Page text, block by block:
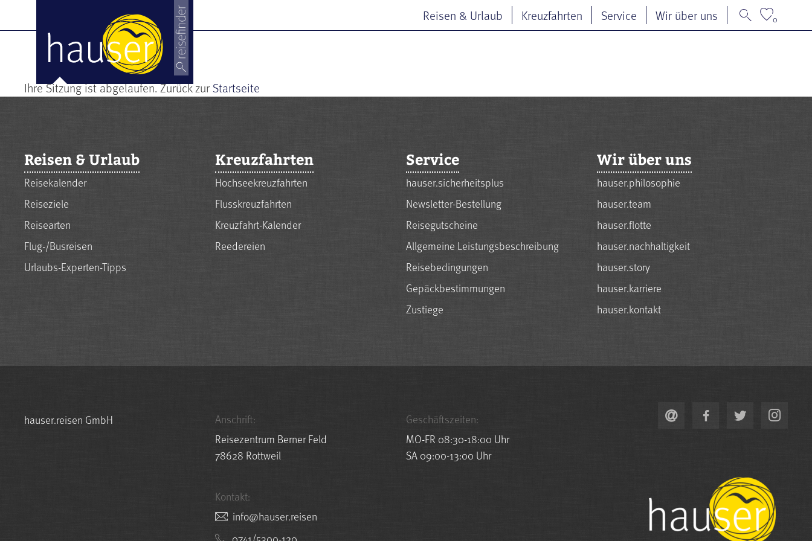
Reisen & Urlaub Kreuzfahrten Service Wir über uns 0
Ihre Sitzung ist abgelaufen. Zurück zur Startseite
Reisen & Urlaub
Reisekalender
Reiseziele
Reisearten
Flug-/Busreisen
Urlaubs-Experten-Tipps
Kreuzfahrten
Hochseekreuzfahrten
Flusskreuzfahrten
Kreuzfahrt-Kalender
Reedereien
Service
hauser.sicherheitsplus
Newsletter-Bestellung
Reisegutscheine
Allgemeine Leistungsbeschreibung
Reisebedingungen
Gepäckbestimmungen
Zustiege
Wir über uns
hauser.philosophie
hauser.team
hauser.flotte
hauser.nachhaltigkeit
hauser.story
hauser.karriere
hauser.kontakt
hauser.reisen GmbH
Anschrift:
Reisezentrum Berner Feld
78628 Rottweil
Kontakt:
nesier.resuah@ofni
Geschäftszeiten:
MO-FR 08:30-18:00 Uhr
SA 09:00-13:00 Uhr